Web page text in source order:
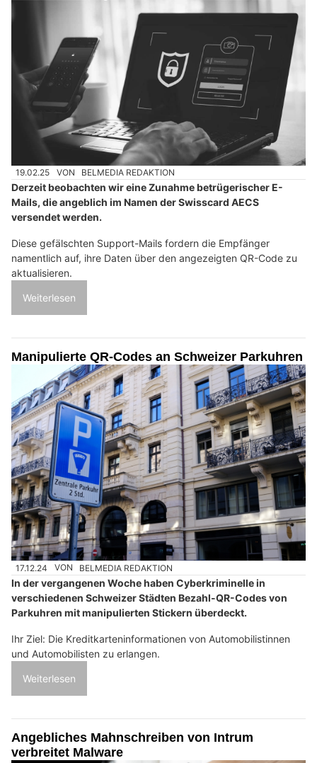
19.02.25 VON BELMEDIA REDAKTION
Derzeit beobachten wir eine Zunahme betrügerischer E-
Mails, die angeblich im Namen der Swisscard AECS
versendet werden.
Diese gefälschten Support-Mails fordern die Empfänger
namentlich auf, ihre Daten über den angezeigten QR-Code zu
aktualisieren.
Weiterlesen
Manipulierte QR-Codes an Schweizer Parkuhren
17.12.24 VON BELMEDIA REDAKTION
In der vergangenen Woche haben Cyberkriminelle in
verschiedenen Schweizer Städten Bezahl-QR-Codes von
Parkuhren mit manipulierten Stickern überdeckt.
Ihr Ziel: Die Kreditkarteninformationen von Automobilistinnen
und Automobilisten zu erlangen.
Weiterlesen
Angebliches Mahnschreiben von Intrum
verbreitet Malware